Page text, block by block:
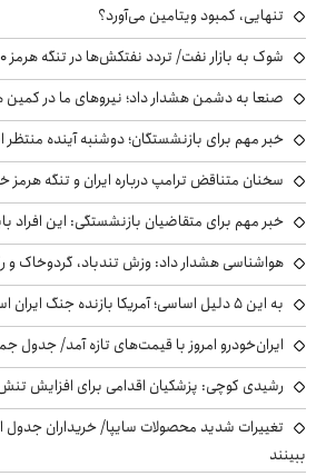
تنهایی، کمبود ویتامین می‌آورد؟
شوک به بازار نفت/ تردد نفتکش‌ها در تنگه هرمز ۹۰ درصد سقوط کرد
صنعا به دشمن هشدار داد؛ نیروهای ما در
خبر مهم برای بازنشستگان؛ دوشنبه آینده منتظر
سخنان متناقض ترامپ درباره ایران و تنگه هرمز
خبر مهم برای متقاضیان بازنشستگی: این افراد باید ۵ سال بیشتر کار
هواشناسی هشدار داد: وزش تندباد، گردوخاک و رگبار باران
به این ۵ دلیل اساسی؛ آمریکا بازنده جنگ ایران است
ایران‌خودرو امروز با قیمت‌های تازه آمد/ جدول جمعه ۱۶ مرداد
رشیدی کوچی: پزشکیان اقدامی برای افزایش
ببینند